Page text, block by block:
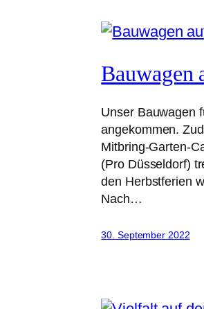
Bauwagen
Unser Bauwagen
angekommen.
Mitbring-Garten-
(Pro Düsseldorf)
den Herbstferien
Nach…
30. September 2022